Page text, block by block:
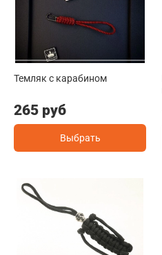
Темляк с карабином
265 руб
Выбрать